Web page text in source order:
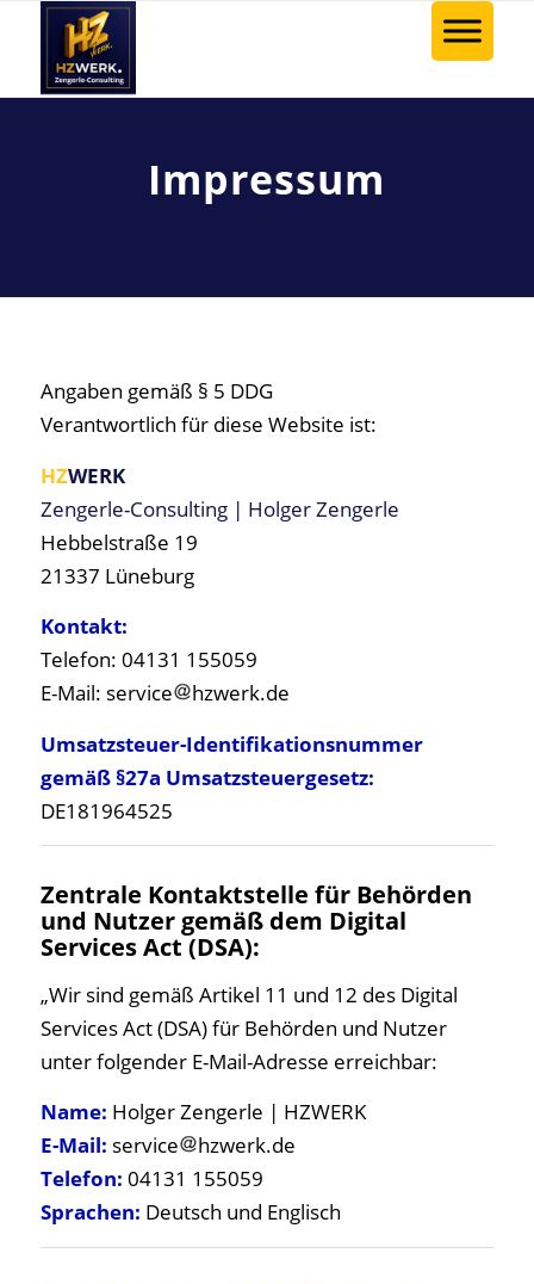
Impressum
Angaben gemäß § 5 DDG
Verantwortlich für diese Website ist:
HZWERK
Zengerle-Consulting | Holger Zengerle
Hebbelstraße 19
21337 Lüneburg
Kontakt:
Telefon: 04131 155059
E-Mail: service
hzwerk.de
Umsatzsteuer-Identifikationsnummer
gemäß §27a Umsatzsteuergesetz:
DE181964525
Zentrale Kontaktstelle für Behörden
und Nutzer gemäß dem Digital
Services Act (DSA):
„Wir sind gemäß Artikel 11 und 12 des Digital
Services Act (DSA) für Behörden und Nutzer
unter folgender E-Mail-Adresse erreichbar:
Name: Holger Zengerle | HZWERK
E-Mail: service
hzwerk.de
Telefon: 04131 155059
Sprachen: Deutsch und Englisch